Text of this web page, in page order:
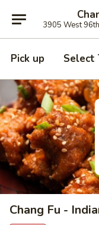
3905 West
Pick up Select
Chang Fu -